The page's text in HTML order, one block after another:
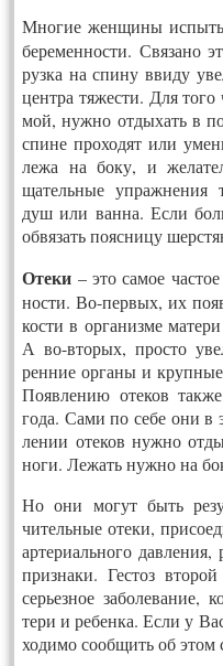
Мно­гие жен­щи­ны
бе­ремен­ности. Свя­зано
рузка на спи­ну вви­ду
цент­ра тя­жес­ти. Для
мой, нуж­но от­ды­хать в
спи­не про­ходят или
ле­жа на бо­ку, и
щатель­ные уп­ражне­ния
душ или ван­на. Ес­ли
об­вя­зать по­яс­ни­цу
Оте­ки – это са­мое
ности. Во-пер­вых, их
кости в ор­га­низ­ме
А во-вто­рых, прос­то
ренние ор­га­ны и
По­яв­ле­нию оте­ков
года. Са­ми по се­бе они
ле­нии оте­ков нуж­но
но­ги. Ле­жать нуж­но на
Но они мо­гут быть
читель­ные оте­ки,
ар­те­ри­аль­но­го
приз­на­ки. Гес­тоз
серьез­ное за­боле­вание,
тери и ре­бен­ка. Ес­ли у
хо­димо со­об­щить об этом